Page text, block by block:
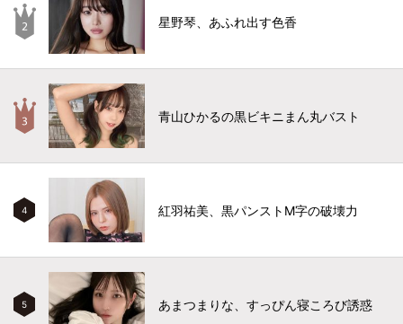
星野琴、あふれ出す色香
青山ひかるの黒ビキニまん丸バスト
4 紅羽祐美、黒パンストM字の破壊力
5 あまつまりな、すっぴん寝ころび誘惑